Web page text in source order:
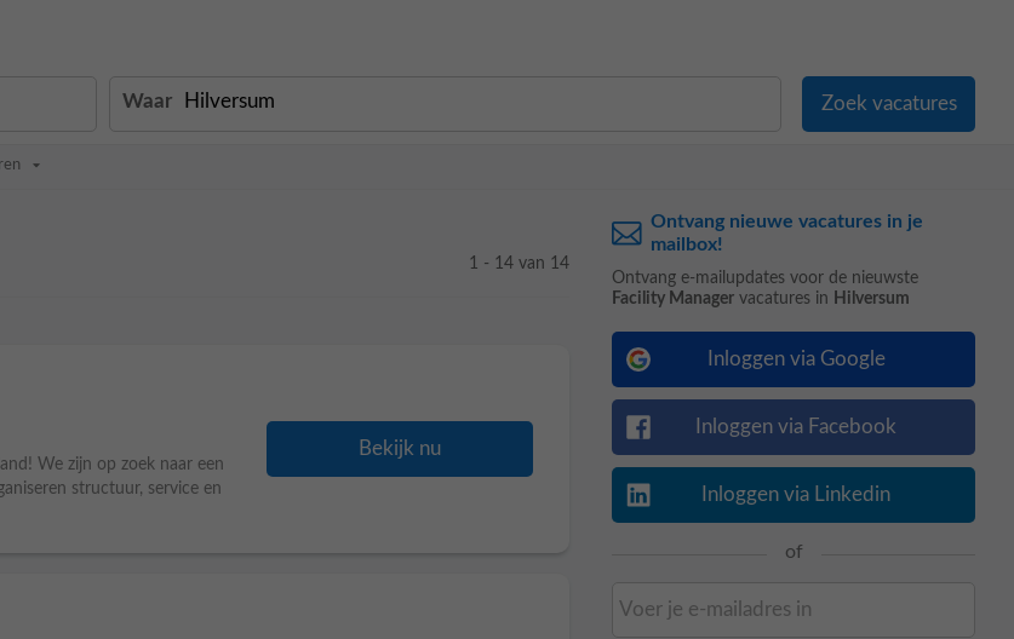
Waar
1 - 14 van 14
We zijn op zoek naar een
structuur, service en
Bekijk nu
Ontvang nieuwe vacatures in je
mailbox!
Ontvang e-mailupdates voor de nieuwste
Facility Manager vacatures in Hilversum
Inloggen via Google
Inloggen via Facebook
Inloggen via Linkedin
of